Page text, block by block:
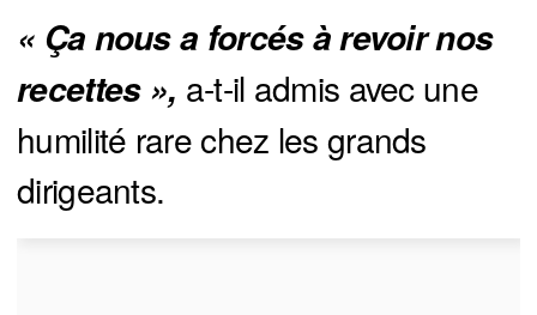
« Ça nous a forcés à revoir nos
recettes », a-t-il admis avec une
humilité rare chez les grands
dirigeants.